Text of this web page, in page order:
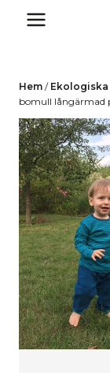
Hem /
bomull långärmad